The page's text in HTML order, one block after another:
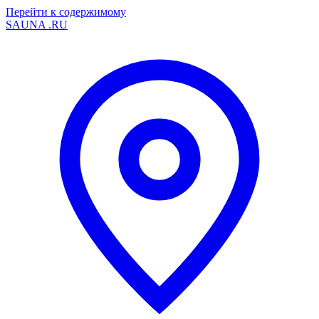
Перейти к содержимому
SAUNA .RU